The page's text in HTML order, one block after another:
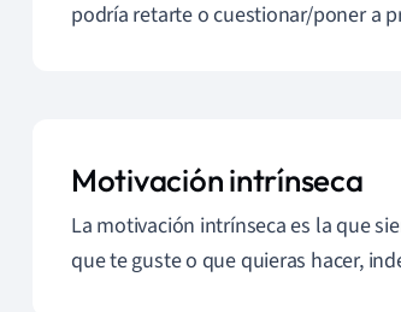
podría retarte o cuestionar/poner a
Motivación intrínseca
La motivación intrínseca es la que
que te guste o que quieras hacer,